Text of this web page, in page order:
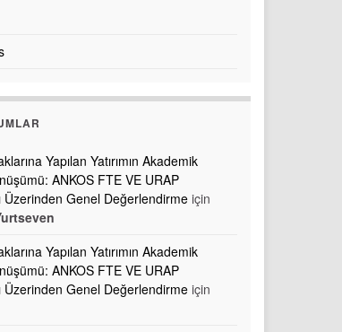
Yapılan Yatırımın Akademik
ANKOS FTE VE URAP
Üzerinden Genel Değerlendirme için
Yapılan Yatırımın Akademik
ANKOS FTE VE URAP
Üzerinden Genel Değerlendirme için